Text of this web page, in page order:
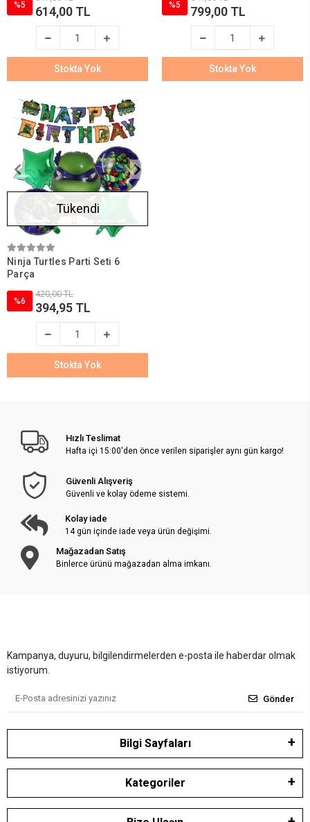
%5 614,00 TL
Stokta Yok
%5 799,00 TL
Stokta Yok
Tükendi
Ninja Turtles Parti Seti 6
Parça
%6
420,00 TL
394,95 TL
Stokta Yok
Hızlı Teslimat
Hafta içi 15:00'den önce verilen siparişler aynı gün kargo!
Güvenli Alışveriş
Güvenli ve kolay ödeme sistemi.
Kolay iade
14 gün içinde iade veya ürün değişimi.
Mağazadan Satış
Binlerce ürünü mağazadan alma imkanı.
Kampanya, duyuru, bilgilendirmelerden e-posta ile haberdar olmak
istiyorum.
Gönder
Bilgi Sayfaları
Kategoriler